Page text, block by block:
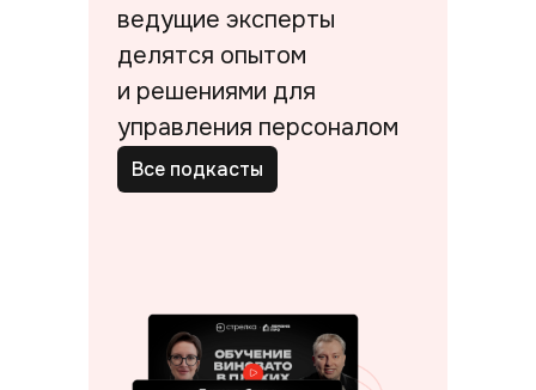
ведущие эксперты
делятся опытом
и решениями для
управления персоналом
Все подкасты